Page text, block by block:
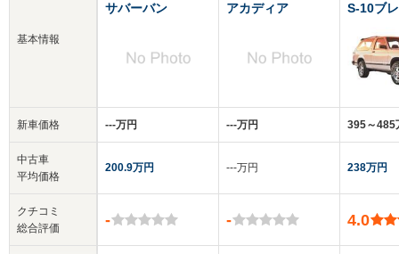
基本情報
新車価格
中古車
平均価格
クチコミ
総合評価
サバーバン
‐‐‐万円
200.9万円
-
アカディア
‐‐‐万円
‐‐‐万円
-
S-10ブ
395～485
238万円
4.0